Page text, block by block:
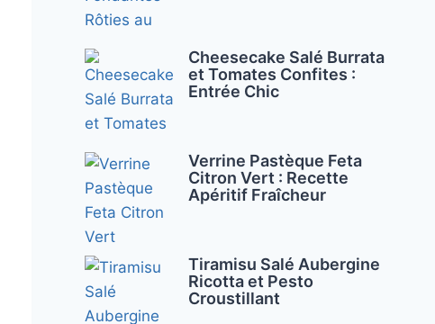
Cheesecake Salé Burrata
et Tomates Confites :
Entrée Chic
Verrine Pastèque Feta
Citron Vert : Recette
Apéritif Fraîcheur
Tiramisu Salé Aubergine
Ricotta et Pesto
Croustillant